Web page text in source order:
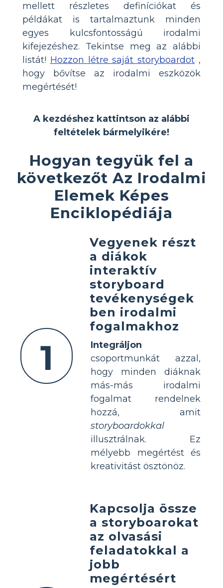
mellett részletes definíciókat és
példákat is tartalmaztunk minden
egyes kulcsfontosságú irodalmi
kifejezéshez. Tekintse meg az alábbi
listát! Hozzon létre saját storyboardot ,
hogy bővítse az irodalmi eszközök
megértését!
A kezdéshez kattintson az alábbi
feltételek bármelyikére!
Hogyan tegyük fel a
következőt Az Irodalmi
Elemek Képes
Enciklopédiája
1
Vegyenek részt
a diákok
interaktív
storyboard
tevékenységek
ben irodalmi
fogalmakhoz
Integráljon
csoportmunkát azzal,
hogy minden diáknak
más-más irodalmi
fogalmat rendelnek
hozzá, amit
storyboardokkal
illusztrálnak. Ez
mélyebb megértést és
kreativitást ösztönöz.
Kapcsolja össze
a storyboarokat
az olvasási
feladatokkal a
jobb
megértésért